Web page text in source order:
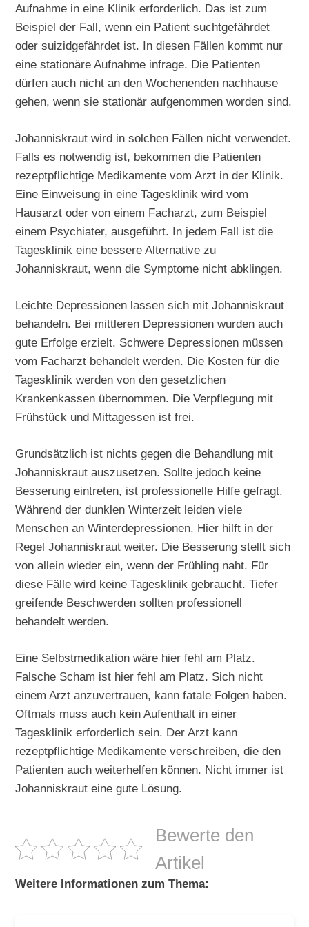
Aufnahme in eine Klinik erforderlich. Das ist zum
Beispiel der Fall, wenn ein Patient suchtgefährdet
oder suizidgefährdet ist. In diesen Fällen kommt nur
eine stationäre Aufnahme infrage. Die Patienten
dürfen auch nicht an den Wochenenden nachhause
gehen, wenn sie stationär aufgenommen worden sind.
Johanniskraut wird in solchen Fällen nicht verwendet.
Falls es notwendig ist, bekommen die Patienten
rezeptpflichtige Medikamente vom Arzt in der Klinik.
Eine Einweisung in eine Tagesklinik wird vom
Hausarzt oder von einem Facharzt, zum Beispiel
einem Psychiater, ausgeführt. In jedem Fall ist die
Tagesklinik eine bessere Alternative zu
Johanniskraut, wenn die Symptome nicht abklingen.
Leichte Depressionen lassen sich mit Johanniskraut
behandeln. Bei mittleren Depressionen wurden auch
gute Erfolge erzielt. Schwere Depressionen müssen
vom Facharzt behandelt werden. Die Kosten für die
Tagesklinik werden von den gesetzlichen
Krankenkassen übernommen. Die Verpflegung mit
Frühstück und Mittagessen ist frei.
Grundsätzlich ist nichts gegen die Behandlung mit
Johanniskraut auszusetzen. Sollte jedoch keine
Besserung eintreten, ist professionelle Hilfe gefragt.
Während der dunklen Winterzeit leiden viele
Menschen an Winterdepressionen. Hier hilft in der
Regel Johanniskraut weiter. Die Besserung stellt sich
von allein wieder ein, wenn der Frühling naht. Für
diese Fälle wird keine Tagesklinik gebraucht. Tiefer
greifende Beschwerden sollten professionell
behandelt werden.
Eine Selbstmedikation wäre hier fehl am Platz.
Falsche Scham ist hier fehl am Platz. Sich nicht
einem Arzt anzuvertrauen, kann fatale Folgen haben.
Oftmals muss auch kein Aufenthalt in einer
Tagesklinik erforderlich sein. Der Arzt kann
rezeptpflichtige Medikamente verschreiben, die den
Patienten auch weiterhelfen können. Nicht immer ist
Johanniskraut eine gute Lösung.
Bewerte den
Artikel
Weitere Informationen zum Thema: